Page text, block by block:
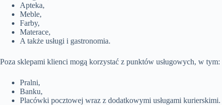
Apteka,
Meble,
Farby,
Materace,
A także usługi i gastronomia.
Poza sklepami klienci mogą korzystać z punktów usługowych, w tym:
Pralni,
Banku,
Placówki pocztowej wraz z dodatkowymi usługami kurierskimi.